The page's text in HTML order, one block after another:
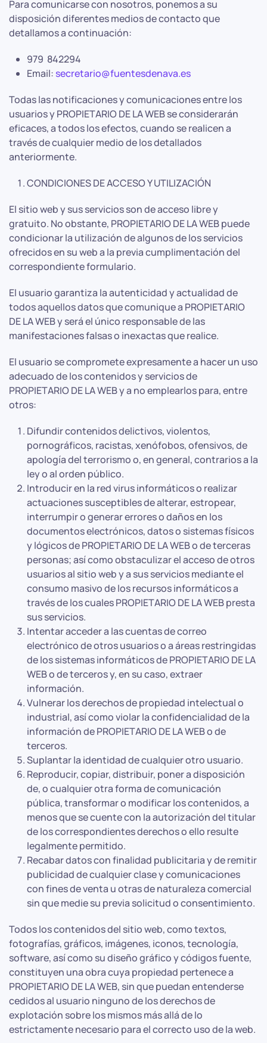
Para comunicarse con nosotros, ponemos a su
disposición diferentes medios de contacto que
detallamos a continuación:
979 842294
Email: secretario@fuentesdenava.es
Todas las notificaciones y comunicaciones entre los
usuarios y PROPIETARIO DE LA WEB se considerarán
eficaces, a todos los efectos, cuando se realicen a
través de cualquier medio de los detallados
anteriormente.
CONDICIONES DE ACCESO Y UTILIZACIÓN
El sitio web y sus servicios son de acceso libre y
gratuito. No obstante, PROPIETARIO DE LA WEB puede
condicionar la utilización de algunos de los servicios
ofrecidos en su web a la previa cumplimentación del
correspondiente formulario.
El usuario garantiza la autenticidad y actualidad de
todos aquellos datos que comunique a PROPIETARIO
DE LA WEB y será el único responsable de las
manifestaciones falsas o inexactas que realice.
El usuario se compromete expresamente a hacer un uso
adecuado de los contenidos y servicios de
PROPIETARIO DE LA WEB y a no emplearlos para, entre
otros:
Difundir contenidos delictivos, violentos,
pornográficos, racistas, xenófobos, ofensivos, de
apología del terrorismo o, en general, contrarios a la
ley o al orden público.
Introducir en la red virus informáticos o realizar
actuaciones susceptibles de alterar, estropear,
interrumpir o generar errores o daños en los
documentos electrónicos, datos o sistemas físicos
y lógicos de PROPIETARIO DE LA WEB o de terceras
personas; así como obstaculizar el acceso de otros
usuarios al sitio web y a sus servicios mediante el
consumo masivo de los recursos informáticos a
través de los cuales PROPIETARIO DE LA WEB presta
sus servicios.
Intentar acceder a las cuentas de correo
electrónico de otros usuarios o a áreas restringidas
de los sistemas informáticos de PROPIETARIO DE LA
WEB o de terceros y, en su caso, extraer
información.
Vulnerar los derechos de propiedad intelectual o
industrial, así como violar la confidencialidad de la
información de PROPIETARIO DE LA WEB o de
terceros.
Suplantar la identidad de cualquier otro usuario.
Reproducir, copiar, distribuir, poner a disposición
de, o cualquier otra forma de comunicación
pública, transformar o modificar los contenidos, a
menos que se cuente con la autorización del titular
de los correspondientes derechos o ello resulte
legalmente permitido.
Recabar datos con finalidad publicitaria y de remitir
publicidad de cualquier clase y comunicaciones
con fines de venta u otras de naturaleza comercial
sin que medie su previa solicitud o consentimiento.
Todos los contenidos del sitio web, como textos,
fotografías, gráficos, imágenes, iconos, tecnología,
software, así como su diseño gráfico y códigos fuente,
constituyen una obra cuya propiedad pertenece a
PROPIETARIO DE LA WEB, sin que puedan entenderse
cedidos al usuario ninguno de los derechos de
explotación sobre los mismos más allá de lo
estrictamente necesario para el correcto uso de la web.